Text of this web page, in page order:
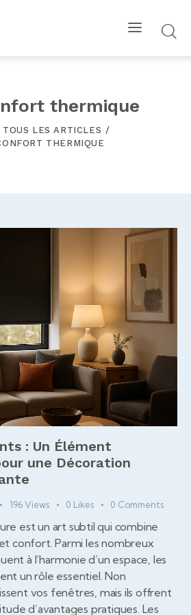
thermique
TOUS LES ARTICLES
THERMIQUE
: Un Élément
une Décoration
196 Views 0 Likes 0 Comments
est un art subtil qui combine
confort. Parmi les nombreux
à l’harmonie d’un espace, les
un rôle essentiel. Non
vos fenêtres, mais ils offrent
d’avantages pratiques. Les